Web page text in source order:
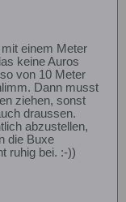
einem Meter
keine Auros
von 10 Meter
Dann musst
ziehen, sonst
draussen.
abzustellen,
die Buxe
ruhig bei. :-))